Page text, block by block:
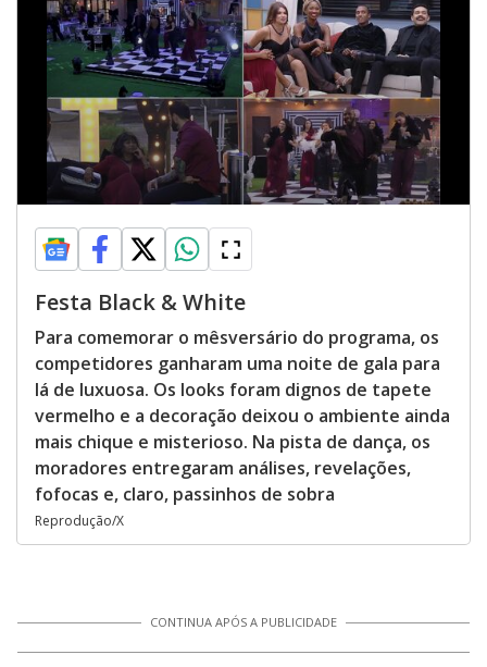
Festa Black & White
Para comemorar o mêsversário do programa, os
competidores ganharam uma noite de gala para
lá de luxuosa. Os looks foram dignos de tapete
vermelho e a decoração deixou o ambiente ainda
mais chique e misterioso. Na pista de dança, os
moradores entregaram análises, revelações,
fofocas e, claro, passinhos de sobra
Reprodução/X
CONTINUA APÓS A PUBLICIDADE